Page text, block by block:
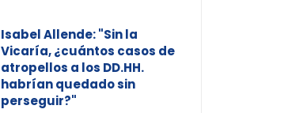
Isabel Allende: "Sin la
Vicaría, ¿cuántos casos de
atropellos a los DD.HH.
habrían quedado sin
perseguir?"